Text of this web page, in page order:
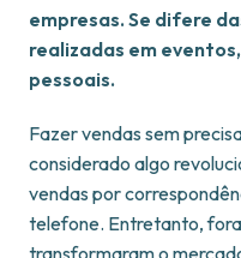
empresas. Se difere
realizadas em
pessoais.
Fazer vendas sem
considerado algo
vendas por
telefone. Entretanto,